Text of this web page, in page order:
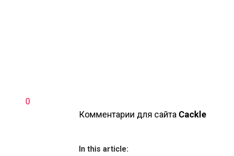
0
Комментарии для сайта Cackl e
In this article: